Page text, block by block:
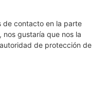
de contacto en la parte
gustaría que nos la
de protección de